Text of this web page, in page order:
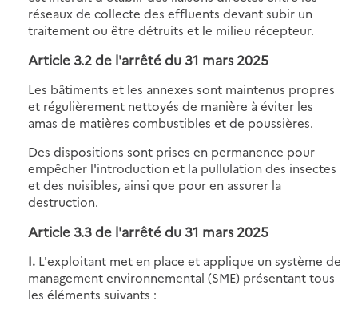
réseaux de collecte des effluents devant subir un
traitement ou être détruits et le milieu récepteur.
Article 3.2 de l'arrêté du 31 mars 2025
Les bâtiments et les annexes sont maintenus propres
et régulièrement nettoyés de manière à éviter les
amas de matières combustibles et de poussières.
Des dispositions sont prises en permanence pour
empêcher l'introduction et la pullulation des insectes
et des nuisibles, ainsi que pour en assurer la
destruction.
Article 3.3 de l'arrêté du 31 mars 2025
I. L'exploitant met en place et applique un système de
management environnemental (SME) présentant tous
les éléments suivants :